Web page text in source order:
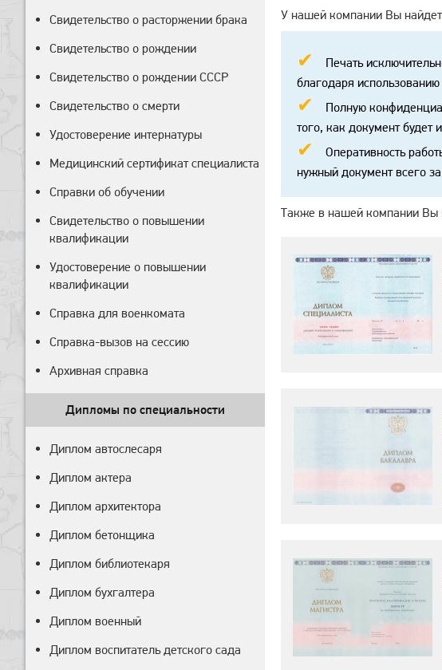
У нашей компании Вы
Печать
благодаря
Полную
того, как документ
Оперативность
нужный документ всего
Также в нашей компании Вы
Свидетельство о расторжении брака
Свидетельство о рождении
Свидетельство о рождении СССР
Свидетельство о смерти
Удостоверение интернатуры
Медицинский сертификат специалиста
Справки об обучении
Свидетельство о повышении
квалификации
Удостоверение о повышении
квалификации
Справка для военкомата
Справка-вызов на сессию
Архивная справка
Дипломы по специальности
Диплом автослесаря
Диплом актера
Диплом архитектора
Диплом бетонщика
Диплом библиотекаря
Диплом бухгалтера
Диплом военный
Диплом воспитатель детского сада